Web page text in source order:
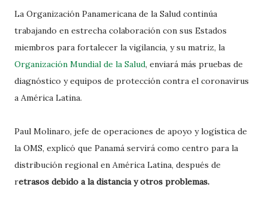
La Organización Panamericana de la Salud continúa
trabajando en estrecha colaboración con sus Estados
miembros para fortalecer la vigilancia, y su matriz, la
Organización Mundial de la Salud, enviará más pruebas de
diagnóstico y equipos de protección contra el coronavirus
a América Latina.
Paul Molinaro, jefe de operaciones de apoyo y logística de
la OMS, explicó que Panamá servirá como centro para la
distribución regional en América Latina, después de
retrasos debido a la distancia y otros problemas.